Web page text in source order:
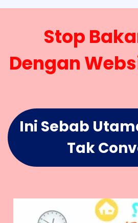
Stop
Dengan
Ini Sebab
Tak